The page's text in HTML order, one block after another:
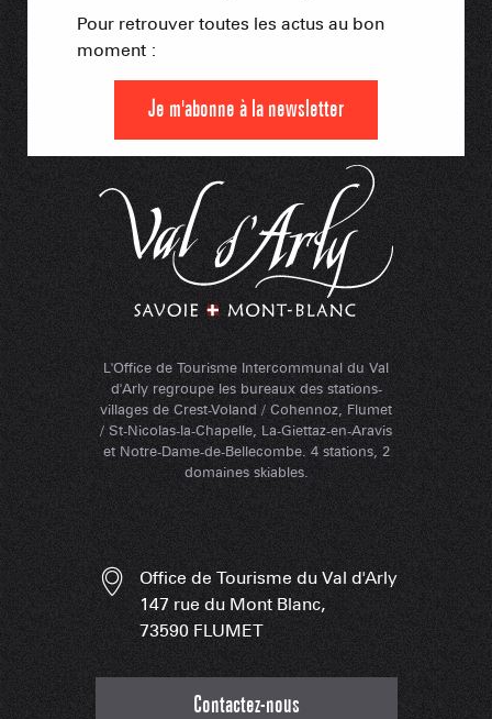
L'Office de Tourisme Intercommunal du Val
d'Arly regroupe les bureaux des stations-
villages de Crest-Voland / Cohennoz, Flumet
/ St-Nicolas-la-Chapelle, La-Giettaz-en-Aravis
et Notre-Dame-de-Bellecombe. 4 stations, 2
domaines skiables.
Pour retrouver toutes les actus au bon
moment :
Je m'abonne à la newsletter
Office de Tourisme du Val d'Arly
147 rue du Mont Blanc,
73590 FLUMET
Contactez-nous